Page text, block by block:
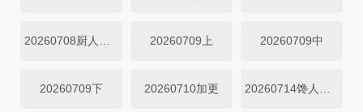
20260709上 20260709中
20260709下 20260710加更